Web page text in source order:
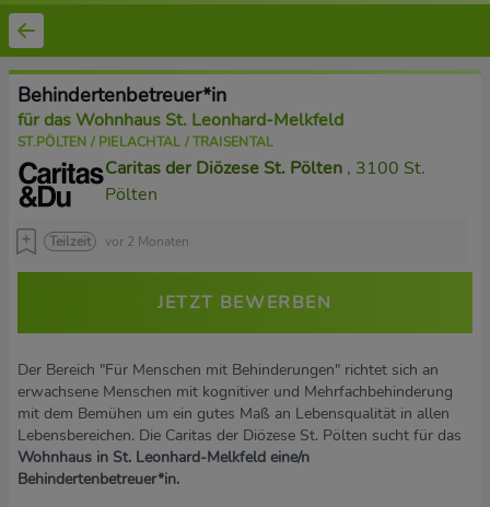
Behindertenbetreuer*in
für das Wohnhaus St. Leonhard-Melkfeld
ST.PÖLTEN / PIELACHTAL / TRAISENTAL
Caritas der Diözese St. Pölten , 3100 St.
Pölten
Teilzeit vor 2 Monaten
JETZT BEWERBEN
Der Bereich "Für Menschen mit Behinderungen" richtet sich an
erwachsene Menschen mit kognitiver und Mehrfachbehinderung
mit dem Bemühen um ein gutes Maß an Lebensqualität in allen
Lebensbereichen. Die Caritas der Diözese St. Pölten sucht für das
Wohnhaus in St. Leonhard-Melkfeld eine/n
Behindertenbetreuer*in.